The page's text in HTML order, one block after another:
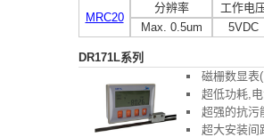
MRC20
分辨率
工作电
Max. 0.5um
5VDC
DR171L系列
磁栅数显表
超低功耗,
超强的抗污
超大安装间